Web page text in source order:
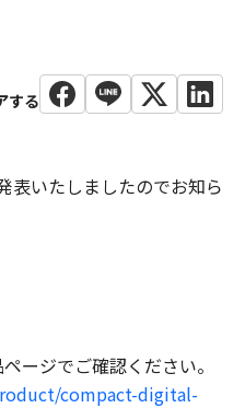
表いたしましたのでお知ら
ージでご確認ください。
compact-digital-